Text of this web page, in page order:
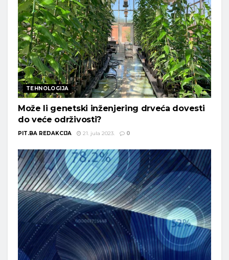
TEHNOLOGIJA
Može li genetski inženjering drveća dovesti
do veće održivosti?
PIT.BA REDAKCIJA 21. jula 2023. 0